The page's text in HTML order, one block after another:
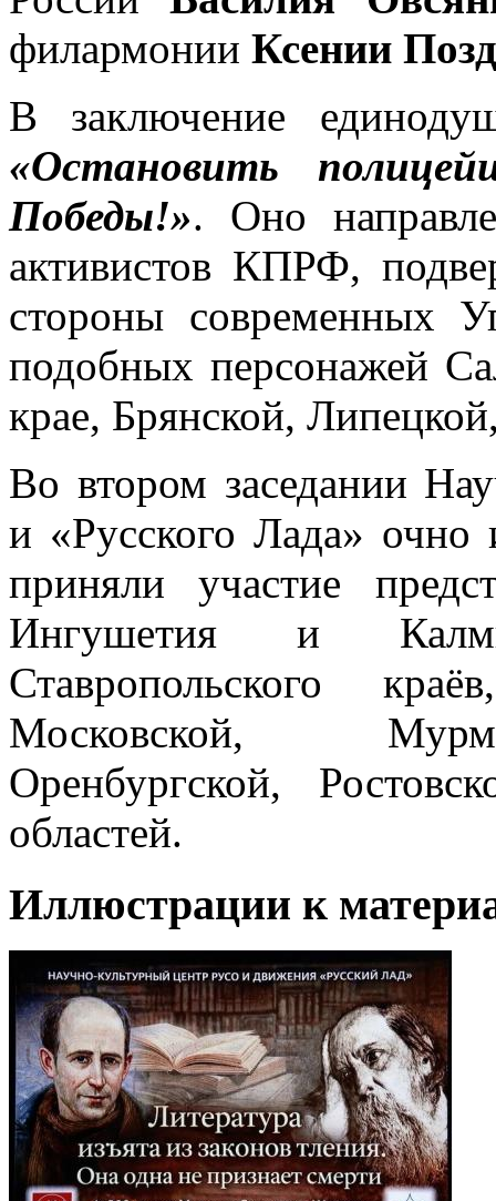
филармонии Ксении
В заключение
«Остановить
Победы!». Оно
активистов КПРФ,
стороны современных
подобных персонажей
крае, Брянской,
Во втором заседании
и «Русского Лада»
приняли участие
Ингушетия и
Ставропольского
Московской,
Оренбургской,
областей.
Иллюстрации к